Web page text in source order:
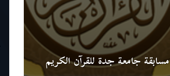
مسابقة جامعة جدة للقرآن الكريم